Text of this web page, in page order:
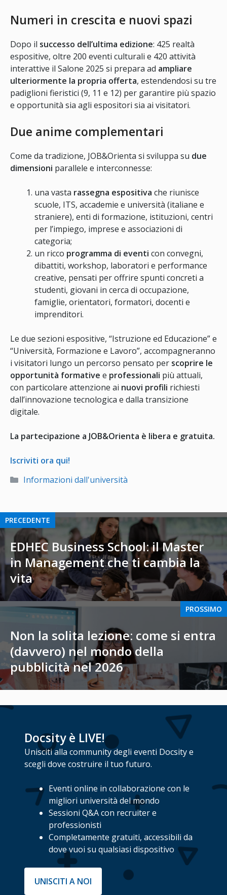
Numeri in crescita e nuovi spazi
Dopo il successo dell’ultima edizione: 425 realtà
espositive, oltre 200 eventi culturali e 420 attività
interattive il Salone 2025 si prepara ad ampliare
ulteriormente la propria offerta, estendendosi su tre
padiglioni fieristici (9, 11 e 12) per garantire più spazio
e opportunità sia agli espositori sia ai visitatori.
Due anime complementari
Come da tradizione, JOB&Orienta si sviluppa su due
dimensioni parallele e interconnesse:
una vasta rassegna espositiva che riunisce
scuole, ITS, accademie e università (italiane e
straniere), enti di formazione, istituzioni, centri
per l’impiego, imprese e associazioni di
categoria;
un ricco programma di eventi con convegni,
dibattiti, workshop, laboratori e performance
creative, pensati per offrire spunti concreti a
studenti, giovani in cerca di occupazione,
famiglie, orientatori, formatori, docenti e
imprenditori.
Le due sezioni espositive, “Istruzione ed Educazione” e
“Università, Formazione e Lavoro”, accompagneranno
i visitatori lungo un percorso pensato per scoprire le
opportunità formative e professionali più attuali,
con particolare attenzione ai nuovi profili richiesti
dall’innovazione tecnologica e dalla transizione
digitale.
La partecipazione a JOB&Orienta è libera e gratuita.
Iscriviti ora qui!
Categorie
Informazioni dall'università
PRECEDENTE
EDHEC Business School: il Master
in Management che ti cambia la
vita
PROSSIMO
Non la solita lezione: come si entra
(davvero) nel mondo della
pubblicità nel 2026
Docsity è LIVE!
Unisciti alla community degli eventi Docsity e
scegli dove costruire il tuo futuro.
Eventi online in collaborazione con le
migliori università del mondo
Sessioni Q&A con recruiter e
professionisti
Completamente gratuiti, accessibili da
dove vuoi su qualsiasi dispositivo
UNISCITI A NOI